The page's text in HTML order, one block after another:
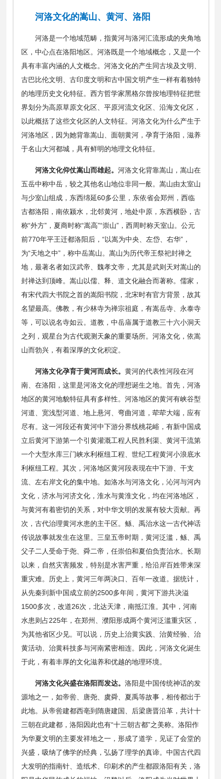
河洛文化的嵩山、黄河、洛阳
河洛是一个地域范畴，指黄河与洛河汇流形成的夹角地
区，中心点在洛阳地区。河洛既是一个地域概念，又是一个
具有丰富内涵的人文概念。河洛文化的产生同古埃及文明、
古巴比伦文明、古印度文明和古中国文明产生一样有着独特
的地理历史文化特征。西方哲学家黑格尔曾按地理特征把世
界划分为高原草原文化区、平原河流文化区、沿海文化区，
以此概括了这些文化区的人文特征。河洛文化为什么产生于
河洛地区，因为她背靠嵩山、面朝黄河，孕育于洛阳，滋养
于名山大河都城，具有鲜明的地理文化特征。
河洛文化仰仗嵩山而雄起。 河洛文化背靠嵩山，嵩山在
五岳中称中岳，较之其他名山地位非同一般。嵩山由太室山
与少室山组成，东西绵延60多公里，东依省会郑州，西临
古都洛阳，南依颍水，北邻黄河，地处中原，东西横卧，古
称“外方”，夏商时称“嵩高”“崇山”，西周时称天室山。公元
前770年平王迁都洛阳后，“以嵩为中央、左岱、右华”，
为“天地之中”，称中岳嵩山。嵩山为历代帝王祭祀封禅之
地，最著名者如汉武帝、魏孝文帝，尤其是武则天对嵩山的
封禅达到顶峰。嵩山以儒、释、道文化融合而著称。儒家，
有宋代四大书院之首的嵩阳书院，北宋时有官方背景，故其
名望最高。佛教，有少林寺为禅宗祖庭，有嵩岳寺、永泰寺
等，可以说名寺如云。道教，中岳庙属于道教三十六小洞天
之列，观星台为古代观测天象的重要场所。河洛文化，依嵩
山而勃兴，有着深厚的文化积淀。
河洛文化孕育于黄河而成长。 黄河的代表性河段在河
南、在洛阳，这里是河洛文化的理想诞生之地。首先，河洛
地区的黄河地貌特征具有多样性。河洛地区的黄河有峡谷型
河道、宽浅型河道、地上悬河、弯曲河道，荦荦大端，应有
尽有。这一河段还有黄河中下游分界线桃花峪，有新中国成
立后黄河下游第一个引黄灌溉工程人民胜利渠、黄河干流第
一个大型水库三门峡水利枢纽工程、世纪工程黄河小浪底水
利枢纽工程。其次，河洛地区黄河段表现在中下游、干支
流、左右岸文化的集中地。如洛水与河洛文化，沁河与河内
文化，济水与河济文化，淮水与黄淮文化，均在河洛地区，
与黄河有着密切的关系，对中华文明的发展有较大贡献。再
次，古代治理黄河水患的主干区。鲧、禹治水这一古代神话
传说故事就发生在这里。三皇五帝时期，黄河泛滥，鲧、禹
父子二人受命于尧、舜二帝，任崇伯和夏伯负责治水。长期
以来，自然灾害频发，特别是水害严重，给沿岸百姓带来深
重灾难。历史上，黄河三年两决口、百年一改道。据统计，
从先秦到新中国成立前的2500多年间，黄河下游共决溢
1500多次，改道26次，北达天津，南抵江淮。其中，河南
水患则占225年，在郑州、濮阳形成两个黄河泛滥重灾区，
为其他省区少见。可以说，历史上治黄实践、治黄经验、治
黄活动、治黄科技多与河南紧密相连。因此，河洛文化诞生
于此，有着丰厚的文化滋养和优越的地理环境。
河洛文化兴盛在洛阳而发达。 洛阳是中国传统神话的发
源地之一，如帝喾、唐尧、虞舜、夏禹等故事，相传都出于
此地。从帝喾建都西亳到隋唐建国、后梁唐晋沿革，共计十
三朝在此建都，洛阳因此也有“十三朝古都”之美称。洛阳作
为华夏文明的主要发祥地之一，形成了道学，见证了会堂的
兴盛，吸纳了佛学的经典，弘扬了理学的真谛。中国古代四
大发明的指南针、造纸术、印刷术的产生都跟洛阳有关，洛